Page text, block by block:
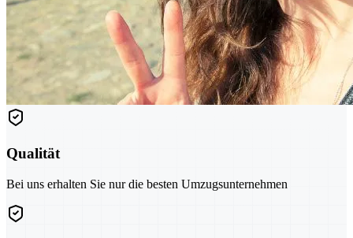
Qualität
Bei uns erhalten Sie nur die besten Umzugsunternehmen